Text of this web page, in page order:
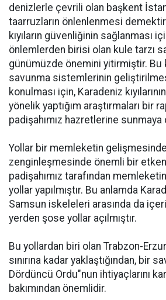
denizlerle çevrili olan başkent
taarruzların önlenlenmesi
kıyıların güvenliğinin sağlanması
önlemlerden birisi olan kule tarzı
günümüzde önemini yitirmiştir. Bu
savunma sistemlerinin
konulması için, Karadeniz
yönelik yaptığım araştırmaları bir
padişahımız hazretlerine
Yollar bir memleketin
zenginleşmesinde önemli bir
padişahımız tarafından
yollar yapılmıştır. Bu anlamda
Samsun iskeleleri arasında da
yerden şose yollar açılmıştır.
Bu yollardan biri olan Trabzon-
sınırına kadar yaklaştığından, bir
Dördüncü Ordu"nun ihtiyaçlarını
bakımından önemlidir.